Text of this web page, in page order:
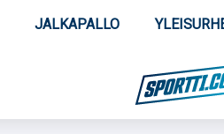
JALKAPALLO